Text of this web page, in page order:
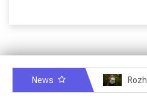
News Rozhovor – Miroslav Šmíd – 22.3.2025